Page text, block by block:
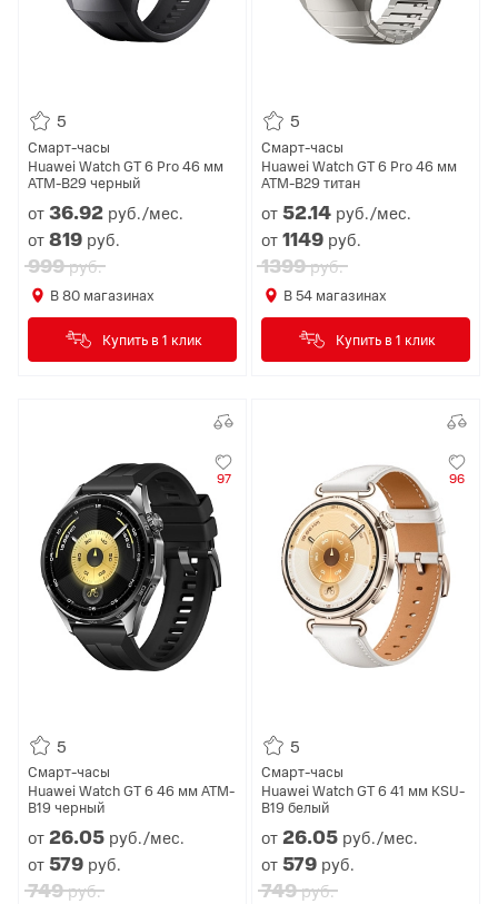
5
Смарт-часы
Huawei Watch GT 6 Pro 46 мм
ATM-B29 черный
от36.92 руб./мес.
от819 руб.
999руб.
В80 магазинах
Купить в 1 клик
5
Смарт-часы
Huawei Watch GT 6 Pro 46 мм
ATM-B29 титан
от52.14 руб./мес.
от1149 руб.
1399руб.
В54 магазинах
Купить в 1 клик
97
5
Смарт-часы
Huawei Watch GT 6 46 мм ATM-
B19 черный
от26.05 руб./мес.
от579 руб.
749руб.
96
5
Смарт-часы
Huawei Watch GT 6 41 мм KSU-
B19 белый
от26.05 руб./мес.
от579 руб.
749руб.